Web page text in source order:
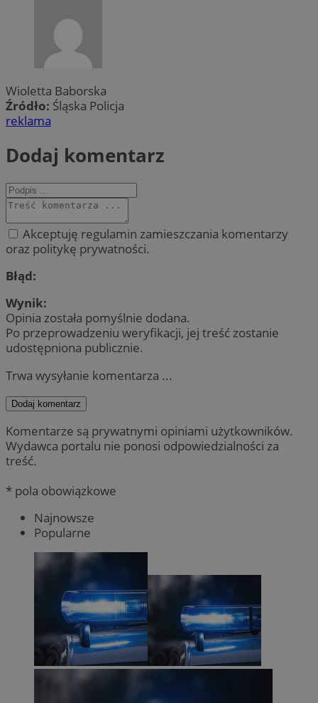
Wioletta Baborska
Źródło: Śląska Policja
reklama
Dodaj komentarz
Akceptuję regulamin zamieszczania komentarzy
oraz politykę prywatności.
Błąd:
Wynik:
Opinia została pomyślnie dodana.
Po przeprowadzeniu weryfikacji, jej treść zostanie
udostępniona publicznie.
Trwa wysyłanie komentarza ...
Dodaj komentarz
Komentarze są prywatnymi opiniami użytkowników.
Wydawca portalu nie ponosi odpowiedzialności za
treść.
* pola obowiązkowe
Najnowsze
Popularne